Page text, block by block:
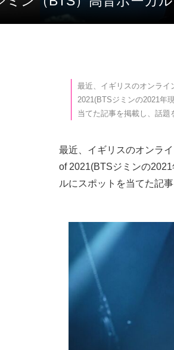
最近、イギリスのオンラ
2021(BTSジミンの2021年
当てた記事を掲載し、話題
最近、イギリスのオンラ
of 2021(BTSジミンの
ルにスポットを当てた記事